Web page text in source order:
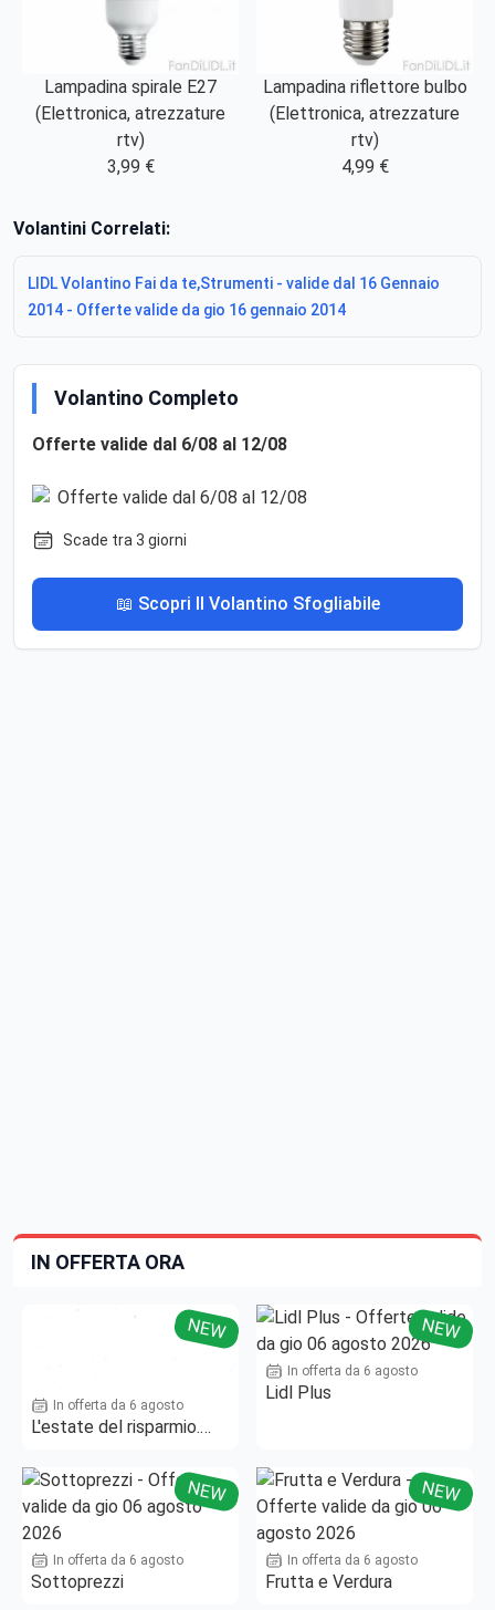
Lampadina spirale E27
(Elettronica, atrezzature
rtv)
3,99 €
Lampadina riflettore bulbo
(Elettronica, atrezzature
rtv)
4,99 €
Volantini Correlati:
LIDL Volantino Fai da te,Strumenti - valide dal 16 Gennaio
2014 - Offerte valide da gio 16 gennaio 2014
Volantino Completo
Offerte valide dal 6/08 al 12/08
Scade tra 3 giorni
📖 Scopri Il Volantino Sfogliabile
IN OFFERTA ORA
NEW
In offerta da 6 agosto
L'estate del risparmio.
NEW
In offerta da 6 agosto
Lidl Plus
NEW
In offerta da 6 agosto
Sottoprezzi
NEW
In offerta da 6 agosto
Frutta e Verdura